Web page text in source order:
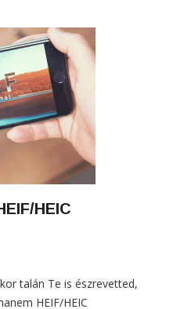
HEIC
talán Te is észrevetted,
HEIF/HEIC